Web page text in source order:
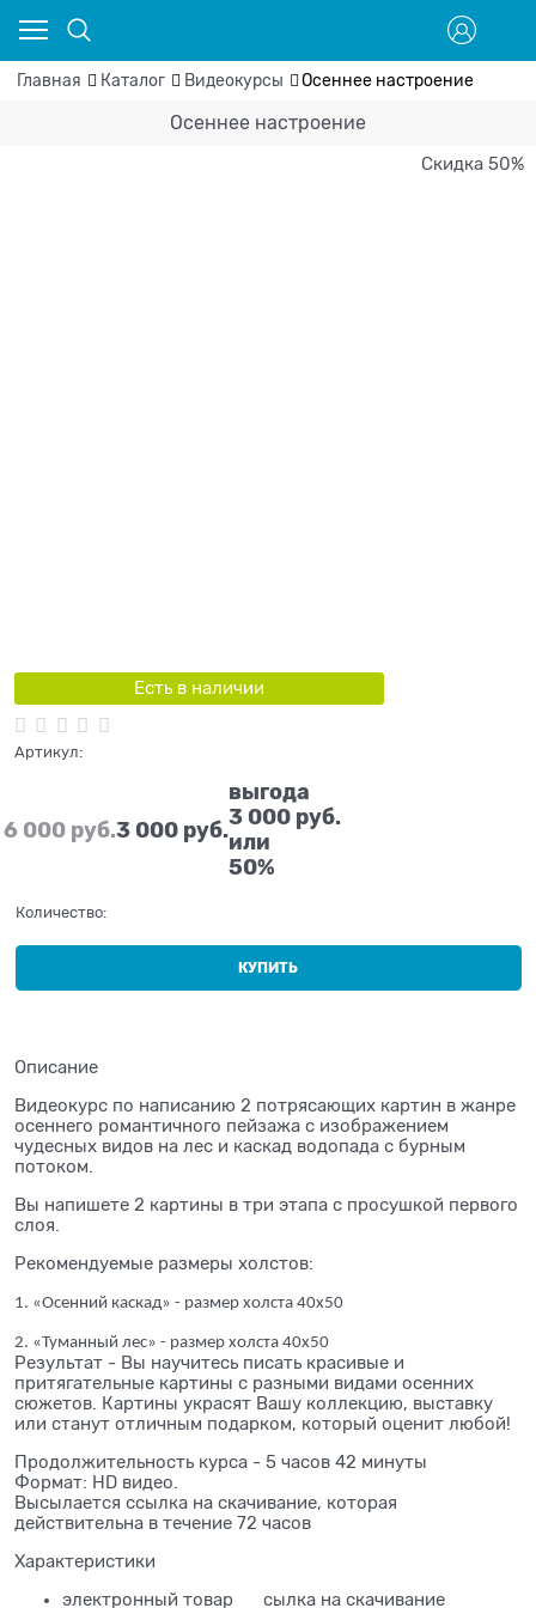
Главная Каталог Видеокурсы Осеннее настроение
Осеннее настроение
Скидка 50%
Есть в наличии
Артикул:
6 000 руб.3 000 руб.
выгода
3 000 руб.
или
50%
Количество:
КУПИТЬ
Описание
Видеокурс по написанию 2 потрясающих картин в жанре
осеннего романтичного пейзажа с изображением
чудесных видов на лес и каскад водопада с бурным
потоком.
Вы напишете 2 картины в три этапа с просушкой первого
слоя.
Рекомендуемые размеры холстов:
1. «Осенний каскад» - размер холста 40х50
2. «Туманный лес» - размер холста 40х50
Результат - Вы научитесь писать красивые и
притягательные картины с разными видами осенних
сюжетов. Картины украсят Вашу коллекцию, выставку
или станут отличным подарком, который оценит любой!
Продолжительность курса - 5 часов 42 минуты
Формат: HD видео.
Высылается ссылка на скачивание, которая
действительна в течение 72 часов
Характеристики
электронный товар
сылка на скачивание